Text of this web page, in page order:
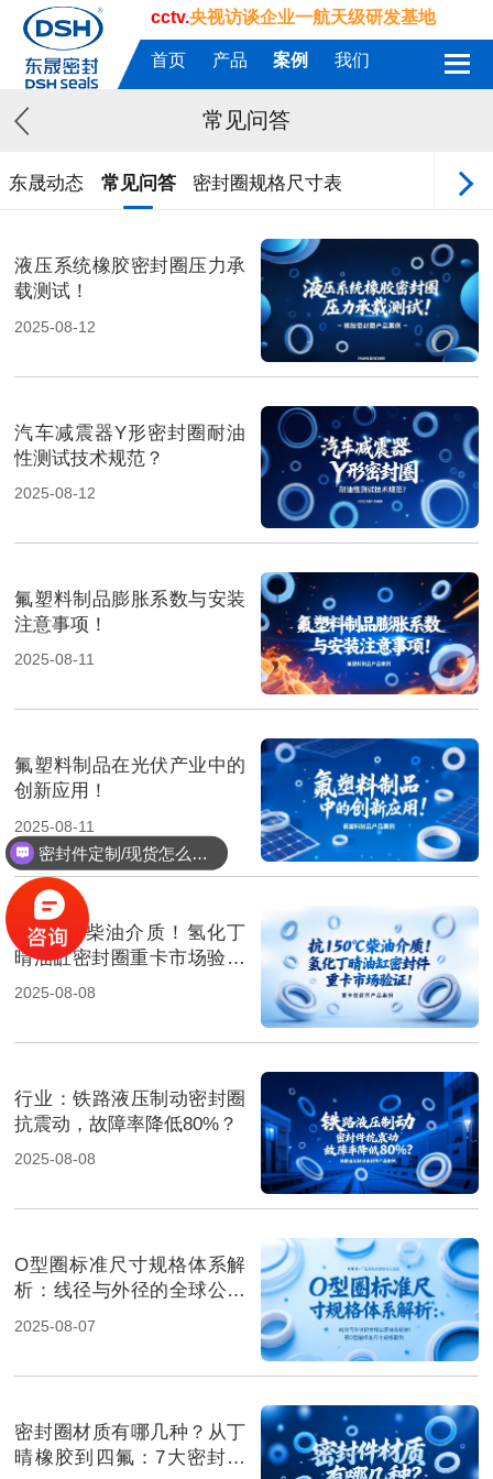
cctv.央视访谈企业一航天级研发基地
首页 产品 案例 我们
常见问答
东晟动态 常见问答 密封圈规格尺寸表
液压系统橡胶密封圈压力承
载测试！
2025-08-12
汽车减震器Y形密封圈耐油
性测试技术规范？
2025-08-12
氟塑料制品膨胀系数与安装
注意事项！
2025-08-11
氟塑料制品在光伏产业中的
创新应用！
2025-08-11
抗150℃柴油介质！氢化丁
晴油缸密封圈重卡市场验证‌
！
2025-08-08
行业‌：铁路液压制动密封圈
抗震动，故障率降低80%？
2025-08-08
O型圈标准尺寸规格体系解
析：线径与外径的全球公差
体系解析！
2025-08-07
密封圈材质有哪几种？从丁
晴橡胶到四氟：7大密封材